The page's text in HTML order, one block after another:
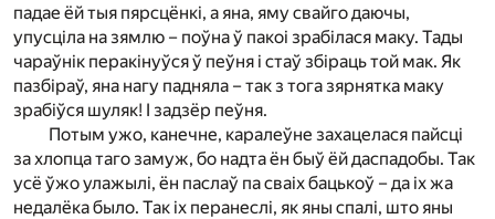
падае ёй тыя пярсцёнкі, а яна, яму свайго даючы,
упусціла на зямлю – поўна ў пакоі зрабілася маку. Тады
чараўнік перакінуўся ў пеўня і стаў збіраць той мак. Як
пазбіраў, яна нагу падняла – так з тога зярнятка маку
зрабіўся шуляк! І задзёр пеўня.
Потым ужо, канечне, каралеўне захацелася пайсці
за хлопца таго замуж, бо надта ён быў ёй даспадобы. Так
усё ўжо улажылі, ён паслаў па сваіх бацькоў – да іх жа
недалёка было. Так іх перанеслі, як яны спалі, што яны